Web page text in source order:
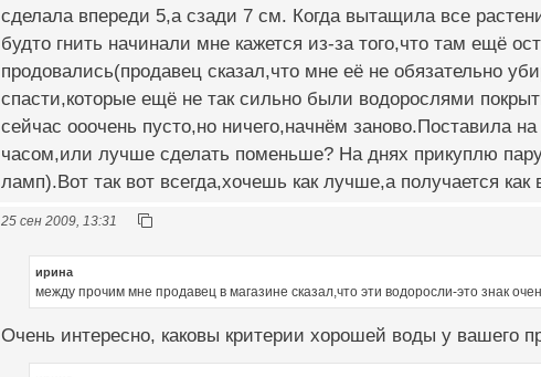
сделала впереди 5,а сзади 7 см. Когда вытащила все
будто гнить начинали мне кажется из-за того,что там ещё
продовались(продавец сказал,что мне её не обязательно
спасти,которые ещё не так сильно были водорослями
сейчас ооочень пусто,но ничего,начнём заново.Поставила
часом,или лучше сделать поменьше? На днях прикуплю
ламп).Вот так вот всегда,хочешь как лучше,а получается
25 сен 2009, 13:31
ирина
между прочим мне продавец в магазине сказал,что эти водоросли-это знак
Очень интересно, каковы критерии хорошей воды у вашего